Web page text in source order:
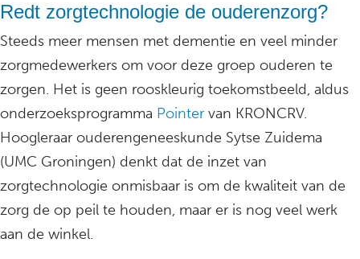
Redt zorgtechnologie de ouderenzorg?
Steeds meer mensen met dementie en veel minder
zorgmedewerkers om voor deze groep ouderen te
zorgen. Het is geen rooskleurig toekomstbeeld, aldus
onderzoeksprogramma Pointer van KRONCRV.
Hoogleraar ouderengeneeskunde Sytse Zuidema
(UMC Groningen) denkt dat de inzet van
zorgtechnologie onmisbaar is om de kwaliteit van de
zorg de op peil te houden, maar er is nog veel werk
aan de winkel.